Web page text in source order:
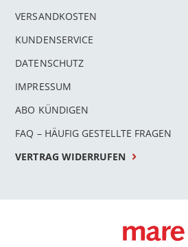
VERSANDKOSTEN
KUNDENSERVICE
DATENSCHUTZ
IMPRESSUM
ABO KÜNDIGEN
FAQ – HÄUFIG GESTELLTE FRAGEN
VERTRAG WIDERRUFEN